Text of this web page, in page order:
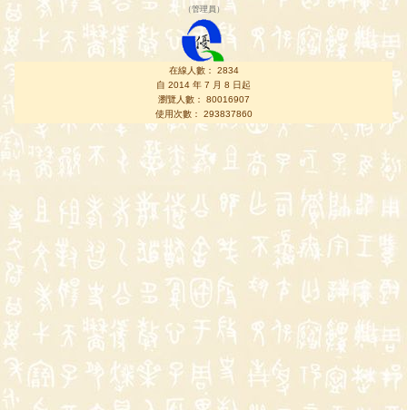
（管理員 ）
在線人數： 2834
自 2014 年 7 月 8 日起
瀏覽人數： 80016907
使用次數： 293837860